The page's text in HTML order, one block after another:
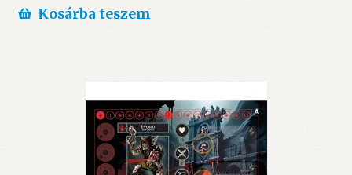
Kosárba teszem